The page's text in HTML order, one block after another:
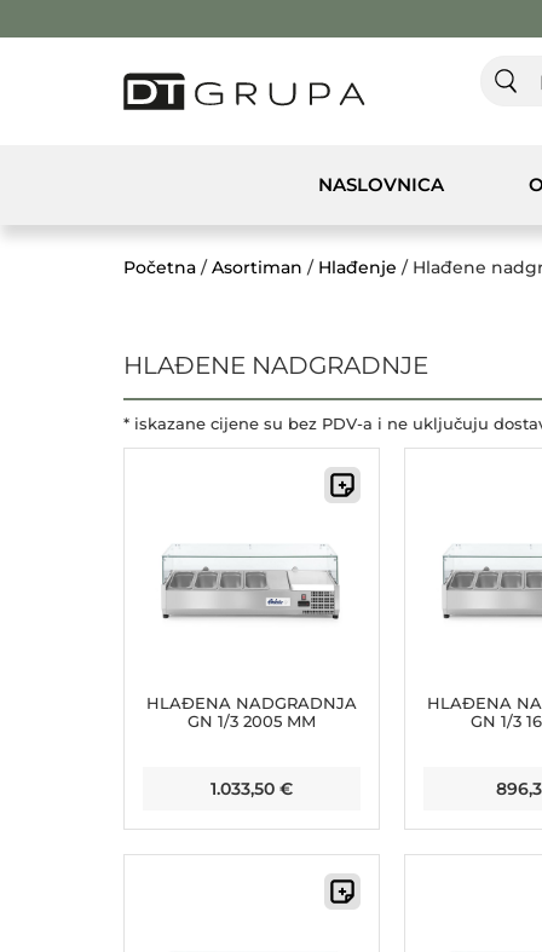
NASLOVNICA
Početna /Asortiman / Hlađenje / Hlađene
HLAĐENE NADGRADNJE
* iskazane cijene su bez PDV-a i ne uključuju
HLAĐENA NADGRADNJA
GN 1/3 2005 MM
1.033,50 €
HLAĐENA
GN 1/3